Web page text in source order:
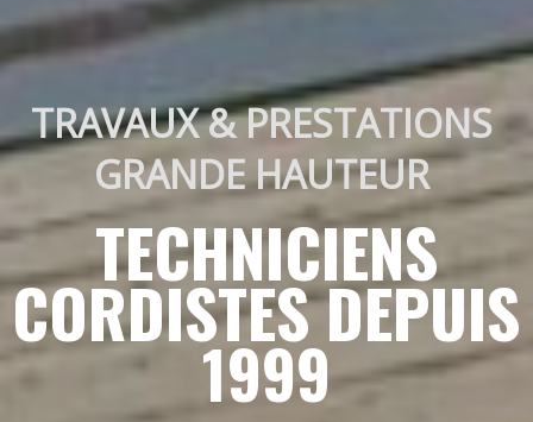
TRAVAUX & PRESTATIONS
GRANDE HAUTEUR
TECHNICIENS
CORDISTES DEPUIS
1999